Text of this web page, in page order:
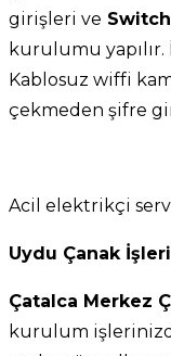
girişleri ve Switch
kurulumu
Kablosuz wiffi
çekmeden şifre
Acil elektrikçi
Uydu Çanak
Çatalca Merkez
kurulum